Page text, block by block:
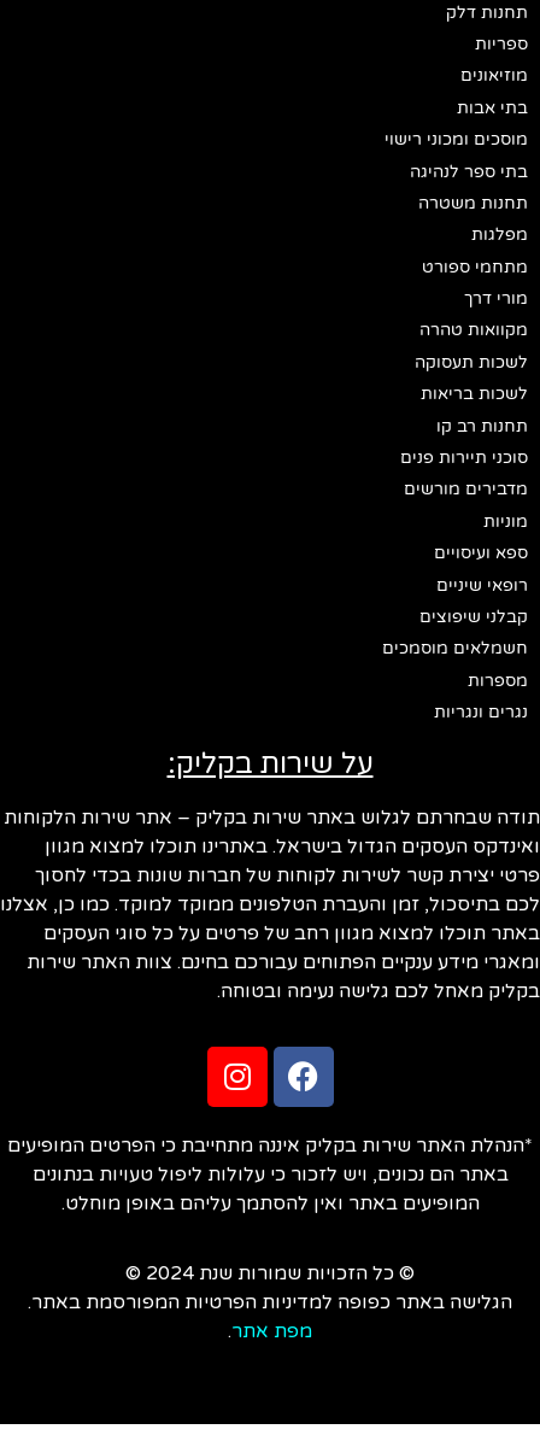
תחנות דלק
ספריות
מוזיאונים
בתי אבות
מוסכים ומכוני רישוי
בתי ספר לנהיגה
תחנות משטרה
מפלגות
מתחמי ספורט
מורי דרך
מקוואות טהרה
לשכות תעסוקה
לשכות בריאות
תחנות רב קו
סוכני תיירות פנים
מדבירים מורשים
מוניות
ספא ועיסויים
רופאי שיניים
קבלני שיפוצים
חשמלאים מוסמכים
מספרות
נגרים ונגריות
על שירות בקליק:
שבחרתם לגלוש באתר שירות בקליק – אתר שירות הלקוחות
העסקים הגדול בישראל. באתרינו תוכלו למצוא מגוון
יצירת קשר לשירות לקוחות של חברות שונות בכדי לחסוך
בתיסכול, זמן והעברת הטלפונים ממוקד למוקד. כמו כן, אצלנו
תוכלו למצוא מגוון רחב של פרטים על כל סוגי העסקים
מידע ענקיים הפתוחים עבורכם בחינם. צוות האתר שירות
מאחל לכם גלישה נעימה ובטוחה.
האתר שירות בקליק איננה מתחייבת כי הפרטים המופיעים
באתר הם נכונים, ויש לזכור כי עלולות ליפול טעויות בנתונים
המופיעים באתר ואין להסתמך עליהם באופן מוחלט.
© כל הזכויות שמורות שנת 2024 ©
הגלישה באתר כפופה למדיניות הפרטיות המפורסמת באתר.
מפת אתר.